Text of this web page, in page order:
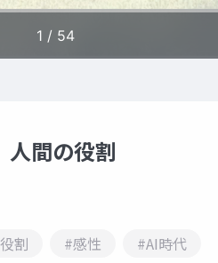
人間の役割
割 #感性 #AI時代